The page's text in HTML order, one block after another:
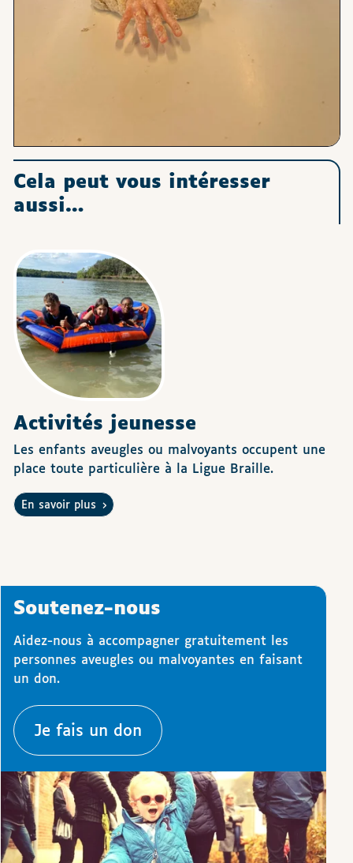
Cela peut vous intéresser
aussi…
Activités jeunesse
Les enfants aveugles ou malvoyants occupent une
place toute particulière à la Ligue Braille.
En savoir plus
Soutenez-nous
Aidez-nous à accompagner gratuitement les
personnes aveugles ou malvoyantes en faisant
un don.
Je fais un don